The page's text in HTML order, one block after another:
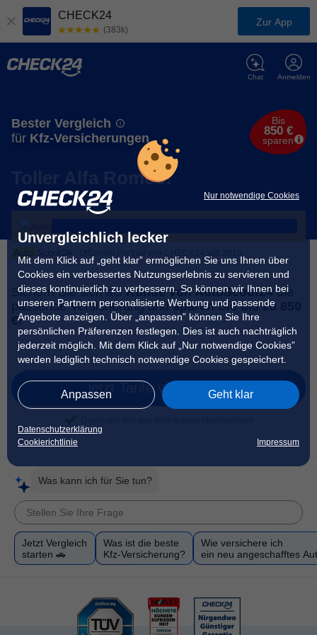
Nur notwendige Cookies
Unvergleichlich lecker
Mit dem Klick auf „geht klar” ermöglichen Sie uns Ihnen über
Cookies ein verbessertes Nutzungserlebnis zu servieren und
dieses kontinuierlich zu verbessern. So können wir Ihnen bei
unseren Partnern personalisierte Werbung und passende
Angebote anzeigen. Über „anpassen” können Sie Ihre
persönlichen Präferenzen festlegen. Dies ist auch nachträglich
jederzeit möglich. Mit dem Klick auf „Nur notwendige Cookies”
werden lediglich technisch notwendige Cookies gespeichert.
Anpassen Geht klar
Datenschutzerklärung
Cookierichtlinie
Impressum
CHECK24
(383k)
Zur App
Anmelden
Chat
Bester Vergleich
für Kfz-Versicherungen
Bis
850 €
sparen
Toller Alfa Romeo!
Sichern Sie sich alsKunde von AutoScout24 die
passende Versicherung undsparen Sie bis zu 850
€!
jetzt Tarife vergleichen
Was kann ich für Sie tun?
Jetzt Vergleich
starten 🚗
Was ist die beste
Kfz-Versicherung?
Wie versichere ich
ein neu angeschafftes